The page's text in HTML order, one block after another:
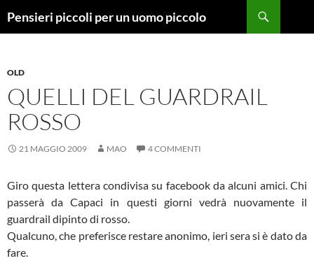
Pensieri piccoli per un uomo piccolo
OLD
QUELLI DEL GUARDRAIL
ROSSO
21 MAGGIO 2009 MAO 4 COMMENTI
Giro questa lettera condivisa su facebook da alcuni amici. Chi
passerà da Capaci in questi giorni vedrà nuovamente il
guardrail dipinto di rosso.
Qualcuno, che preferisce restare anonimo, ieri sera si è dato da
fare.